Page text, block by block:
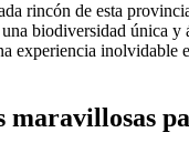
rincón de esta
biodiversidad única y
experiencia inolvidable
maravillosas